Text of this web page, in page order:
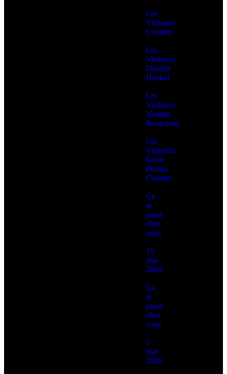
Les
Visiteurs:
Lumière
Les
Visiteurs:
Danièle
Henkel
Les
Visiteurs:
Nedjim
Bouizzoul
Les
Visiteurs:
Émile
Proulx-
Cloutier
Ça
se
passe
chez
vous
–
15
mai
2026
Ça
se
passe
chez
vous
–
5
mai
2026